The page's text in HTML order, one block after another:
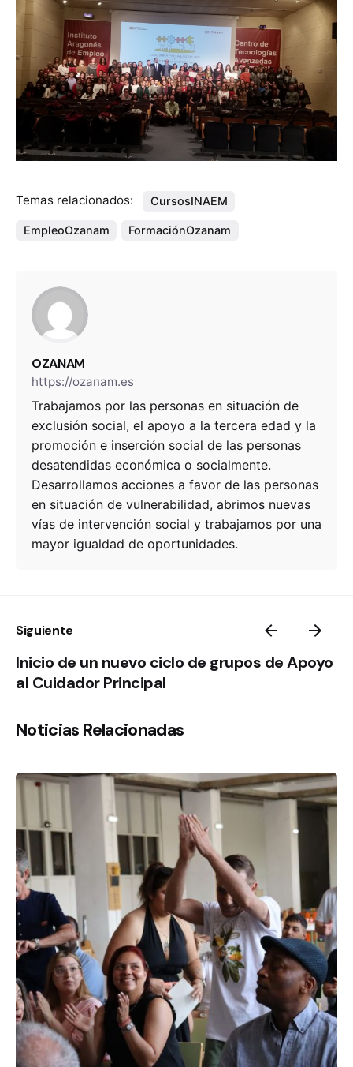
Temas relacionados: CursosINAEM
EmpleoOzanam FormaciónOzanam
OZANAM
https://ozanam.es
Trabajamos por las personas en situación de
exclusión social, el apoyo a la tercera edad y la
promoción e inserción social de las personas
desatendidas económica o socialmente.
Desarrollamos acciones a favor de las personas
en situación de vulnerabilidad, abrimos nuevas
vías de intervención social y trabajamos por una
mayor igualdad de oportunidades.
Siguiente
Inicio de un nuevo ciclo de grupos de Apoyo
al Cuidador Principal
Noticias Relacionadas
De